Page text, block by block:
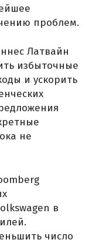
проблем.
Латвайн
избыточные
и ускорить
не
в
число